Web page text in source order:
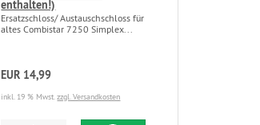
enthalten!)
Ersatzschloss/ Austauschschloss für
altes Combistar 7250 Simplex...
EUR 14,99
inkl. 19 % Mwst.zzgl. Versandkosten